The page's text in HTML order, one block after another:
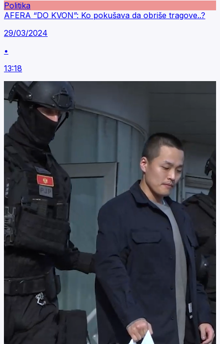
Politika
AFERA “DO KVON”: Ko pokušava da obriše tragove..?
29/03/2024
•
13:18